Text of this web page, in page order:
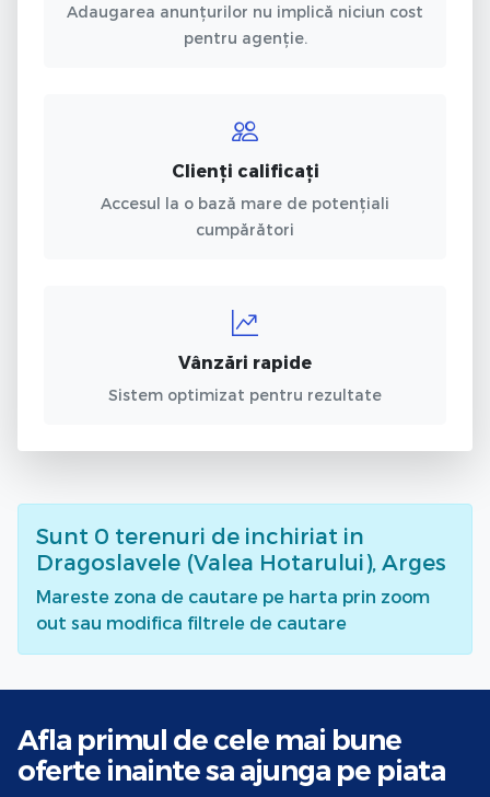
Adaugarea anunțurilor nu implică niciun cost
pentru agenție.
Clienți calificați
Accesul la o bază mare de potențiali
cumpărători
Vânzări rapide
Sistem optimizat pentru rezultate
Sunt 0 terenuri de inchiriat in
Dragoslavele (Valea Hotarului), Arges
Mareste zona de cautare pe harta prin zoom
out sau modifica filtrele de cautare
Afla primul de cele mai bune
oferte inainte sa ajunga pe piata